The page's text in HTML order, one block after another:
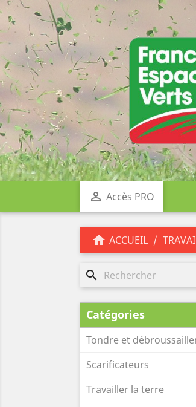
 Accès PRO
 ACCUEIL
search
Catégories
Tondre et
Scarificateurs
Travailler la terre